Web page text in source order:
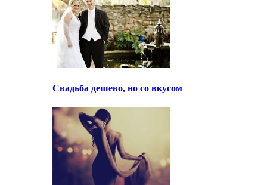
Свадьба дешево, но со вкусом